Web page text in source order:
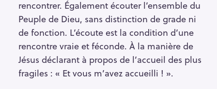
rencontrer. Également écouter l’ensemble du
Peuple de Dieu, sans distinction de grade ni
de fonction. L’écoute est la condition d’une
rencontre vraie et féconde. À la manière de
Jésus déclarant à propos de l’accueil des plus
fragiles : « Et vous m’avez accueilli ! ».